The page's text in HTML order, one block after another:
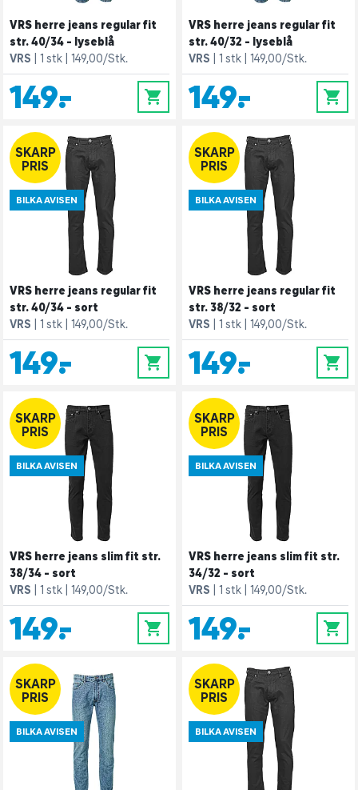
VRS herre jeans regular fit
str. 40/34 - lyseblå
VRS
1 stk 149,00/Stk.
149,- 0
VRS herre jeans regular fit
str. 40/32 - lyseblå
VRS
1 stk 149,00/Stk.
149,- 0
SKARP
PRIS
BILKA AVISEN
VRS herre jeans regular fit
str. 40/34 - sort
VRS
1 stk 149,00/Stk.
149,- 0
SKARP
PRIS
BILKA AVISEN
VRS herre jeans regular fit
str. 38/32 - sort
VRS
1 stk 149,00/Stk.
149,- 0
SKARP
PRIS
BILKA AVISEN
VRS herre jeans slim fit str.
38/34 - sort
VRS
1 stk 149,00/Stk.
149,- 0
SKARP
PRIS
BILKA AVISEN
VRS herre jeans slim fit str.
34/32 - sort
VRS
1 stk 149,00/Stk.
149,- 0
SKARP
PRIS
BILKA AVISEN
SKARP
PRIS
BILKA AVISEN